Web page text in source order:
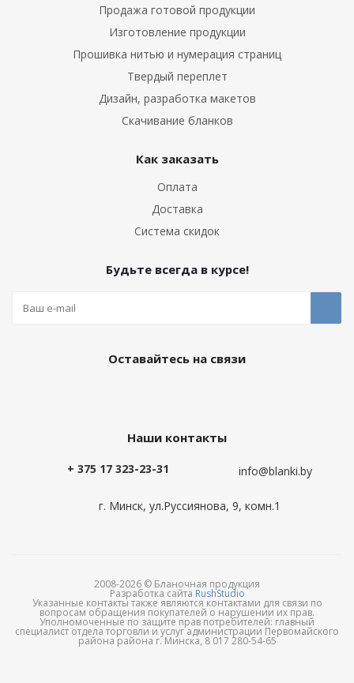
Продажа готовой продукции
Изготовление продукции
Прошивка нитью и нумерация страниц
Твердый переплет
Дизайн, разработка макетов
Скачивание бланков
Как заказать
Оплата
Доставка
Система скидок
Будьте всегда в курсе!
Оставайтесь на связи
Наши контакты
+ 375 17 323-23-31 info@blanki.by
г. Минск, ул.Руссиянова, 9, комн.1
2008-2026 © Бланочная продукция
Разработка сайта RushStudio
Указанные контакты также являются контактами для связи по
вопросам обращения покупателей о нарушении их прав.
Уполномоченные по защите прав потребителей: главный
специалист отдела торговли и услуг администрации Первомайского
района района г. Минска, 8 017 280-54-65